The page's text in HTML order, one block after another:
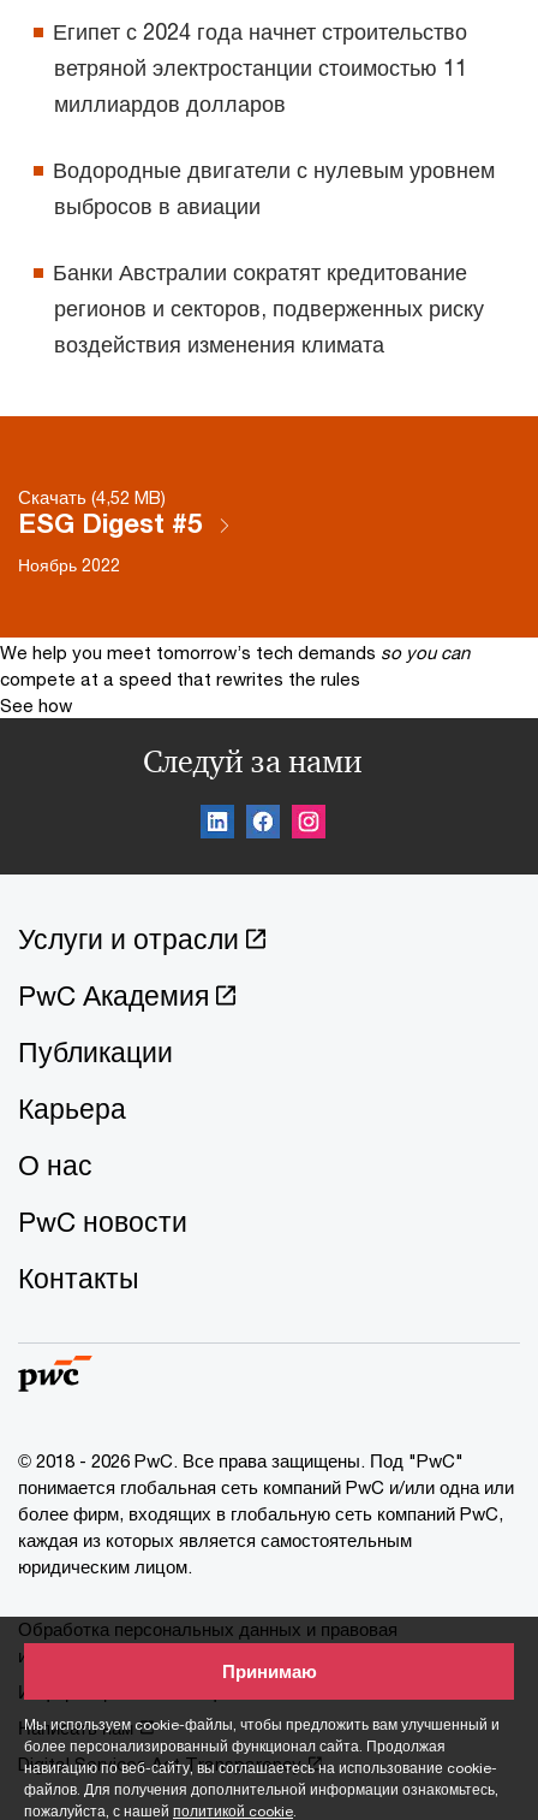
Мы используем cookie-файлы, чтобы предложить вам улучшенный и
более персонализированный функционал сайта. Продолжая
навигацию по веб-сайту, вы соглашаетесь на использование cookie-
файлов. Для получения дополнительной информации ознакомьтесь,
пожалуйста, с нашей политикой cookie.
Принимаю
Египет с 2024 года начнет строительство
ветряной электростанции стоимостью 11
миллиардов долларов
Водородные двигатели с нулевым уровнем
выбросов в авиации
Банки Австралии сократят кредитование
регионов и секторов, подверженных риску
воздействия изменения климата
Скачать (4,52 MB)
ESG Digest #5
Ноябрь 2022
We help you meet tomorrow’s tech demands so you can
compete at a speed that rewrites the rules
See how
Следуй за нами
Услуги и отрасли
PwC Академия
Публикации
Карьера
О нас
PwC новости
Контакты
© 2018 - 2026 PwC. Все права защищены. Под "PwC"
понимается глобальная сеть компаний PwC и/или одна или
более фирм, входящих в глобальную сеть компаний PwC,
каждая из которых является самостоятельным
юридическим лицом.
Обработка персональных данных и правовая
информация
Информация о cookie-файлах
Написать нам
Digital Services Act Transparency